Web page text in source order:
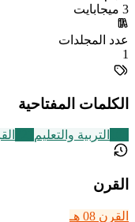
3 ميجابايت
عدد المجلدات
1
الكلمات المفتاحية
التربية والتعليم
القرن
القرن 08 هـ